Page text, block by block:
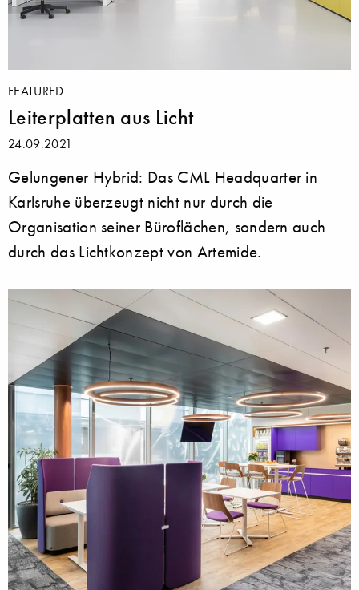
FEATURED
Leiterplatten aus Licht
24.09.2021
Gelungener Hybrid: Das CML Headquarter in
Karlsruhe überzeugt nicht nur durch die
Organisation seiner Büroflächen, sondern auch
durch das Lichtkonzept von Artemide.